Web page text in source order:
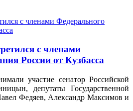
с членами
России от Кузбасса
участие сенатор Российской
депутаты Государственной
Федяев, Александр Максимов и